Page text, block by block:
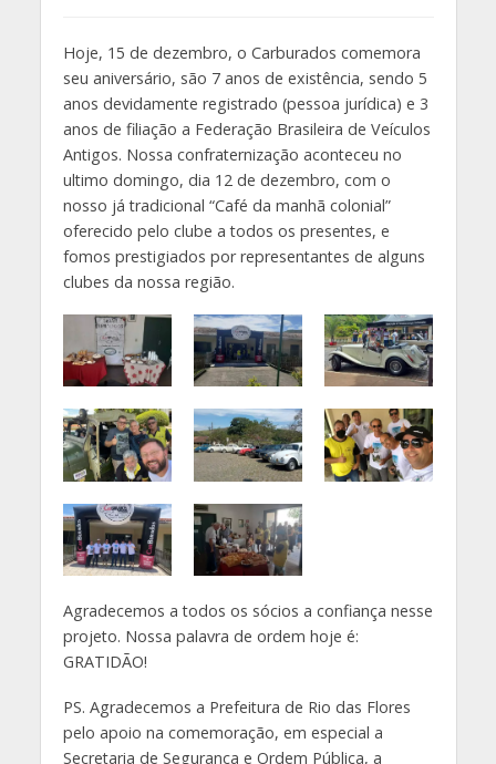
Hoje, 15 de dezembro, o Carburados comemora
seu aniversário, são 7 anos de existência, sendo 5
anos devidamente registrado (pessoa jurídica) e 3
anos de filiação a Federação Brasileira de Veículos
Antigos. Nossa confraternização aconteceu no
ultimo domingo, dia 12 de dezembro, com o
nosso já tradicional “Café da manhã colonial”
oferecido pelo clube a todos os presentes, e
fomos prestigiados por representantes de alguns
clubes da nossa região.
Agradecemos a todos os sócios a confiança nesse
projeto. Nossa palavra de ordem hoje é:
GRATIDÃO!
PS. Agradecemos a Prefeitura de Rio das Flores
pelo apoio na comemoração, em especial a
Secretaria de Segurança e Ordem Pública, a